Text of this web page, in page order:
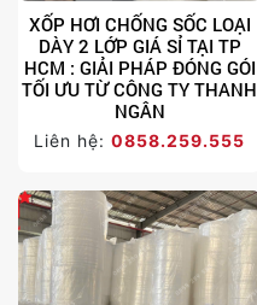
XỐP HƠI CHỐNG SỐC LOẠI
DÀY 2 LỚP GIÁ SỈ TẠI TP
HCM : GIẢI PHÁP ĐÓNG GÓI
TỐI ƯU TỪ CÔNG TY THANH
NGÂN
Liên hệ:0858.259.555